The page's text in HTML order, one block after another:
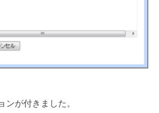
ンが付きました。